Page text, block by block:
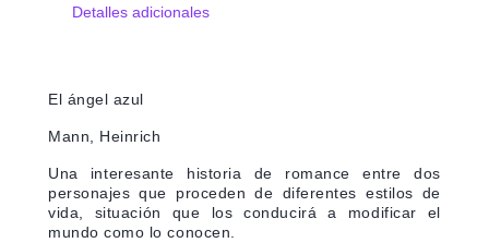
Detalles adicionales
El ángel azul
Mann, Heinrich
Una interesante historia de romance entre dos
personajes que proceden de diferentes estilos de
vida, situación que los conducirá a modificar el
mundo como lo conocen.